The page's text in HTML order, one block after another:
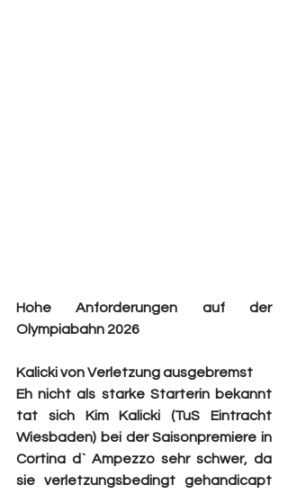
Hohe Anforderungen auf der
Olympiabahn 2026
Kalicki von Verletzung ausgebremst
Eh nicht als starke Starterin bekannt
tat sich Kim Kalicki (TuS Eintracht
Wiesbaden) bei der Saisonpremiere in
Cortina d` Ampezzo sehr schwer, da
sie verletzungsbedingt gehandicapt